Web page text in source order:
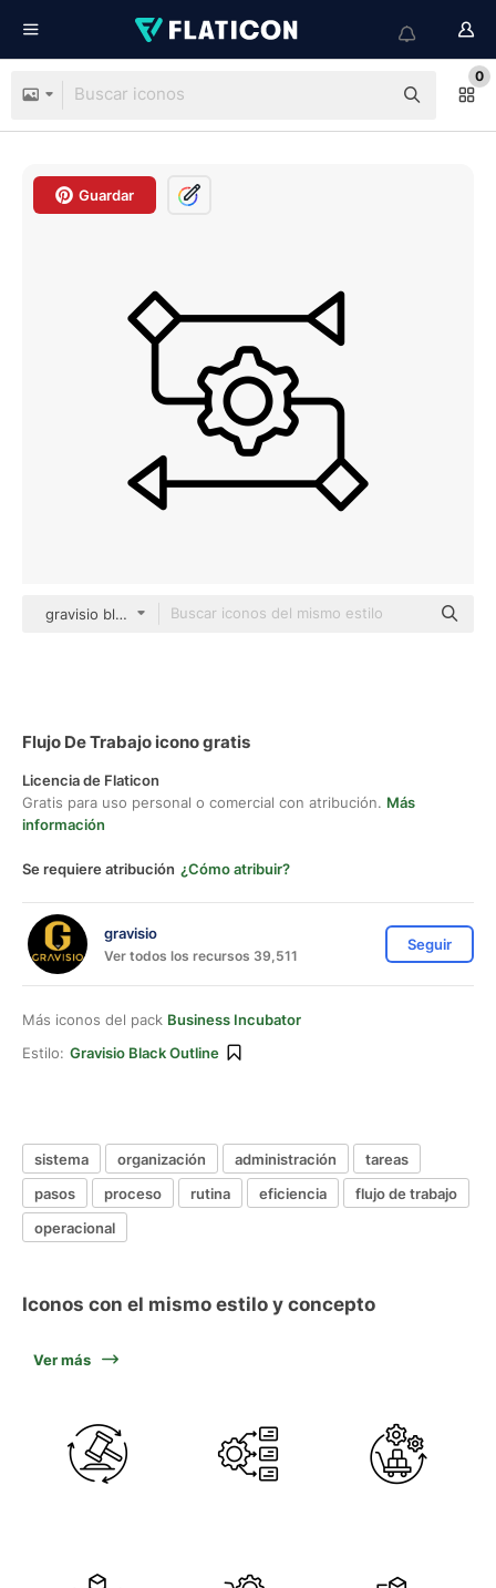
0
Guardar
gravisio black outline
Flujo De Trabajo icono gratis
Licencia de Flaticon
Gratis para uso personal o comercial con atribución. Más
información
Se requiere atribución ¿Cómo atribuir?
gravisio
Ver todos los recursos 39,511
Seguir
Más iconos del pack Business Incubator
Estilo: Gravisio Black Outline
sistema organización administración
tareas
pasos
proceso rutina eficiencia
flujo de trabajo
operacional
Iconos con el mismo estilo y concepto
Ver más